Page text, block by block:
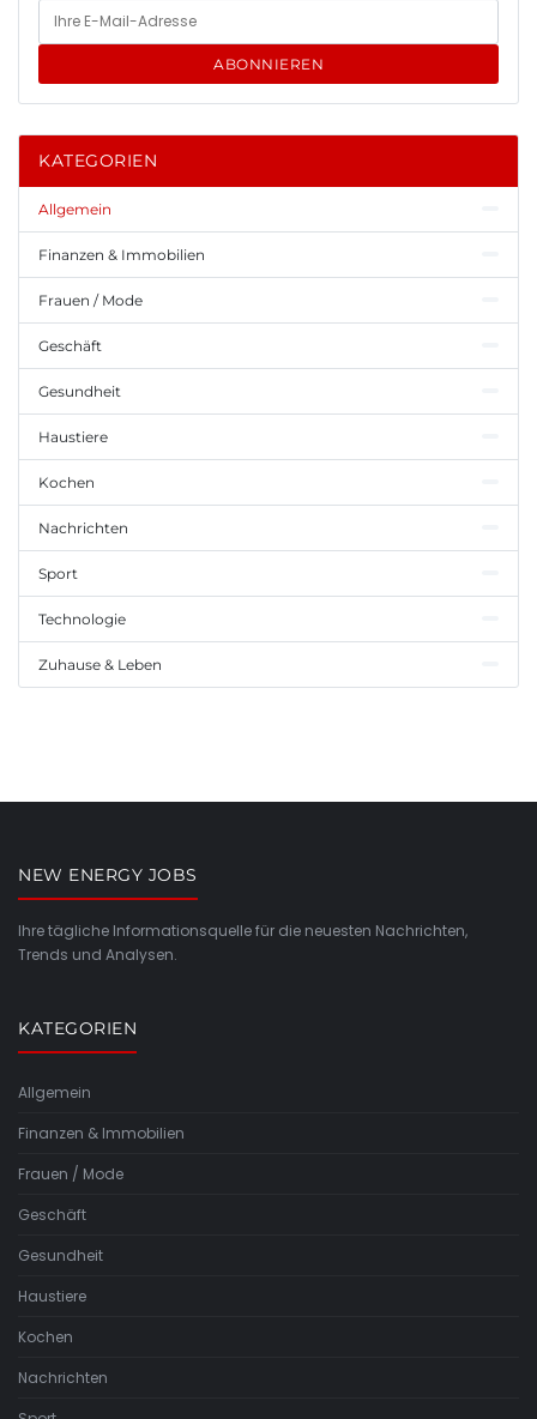
ABONNIEREN
KATEGORIEN
Allgemein
Finanzen & Immobilien
Frauen / Mode
Geschäft
Gesundheit
Haustiere
Kochen
Nachrichten
Sport
Technologie
Zuhause & Leben
NEW ENERGY JOBS
Ihre tägliche Informationsquelle für die neuesten Nachrichten,
Trends und Analysen.
KATEGORIEN
Allgemein
Finanzen & Immobilien
Frauen / Mode
Geschäft
Gesundheit
Haustiere
Kochen
Nachrichten